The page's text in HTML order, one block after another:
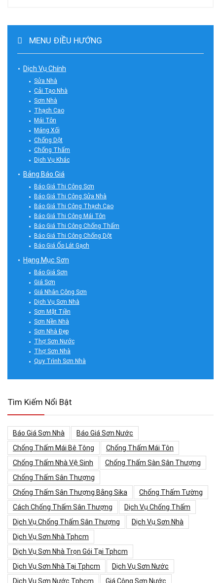
MENU ĐIỀU HƯỚNG
Dịch Vụ Chính
Sửa Nhà
Cải Tạo Nhà
Sơn Nhà
Thạch Cao
Mái Tôn
Máng Xối
Chống Dột
Chống Thấm
Dịch Vụ Khác
Bảng Báo Giá
Báo Giá Thi Công Sơn
Báo Giá Thi Công Sửa Nhà
Báo Giá Thi Công Thạch Cao
Báo Giá Thi Công Mái Tôn
Báo Giá Thi Công Chống Thấm
Báo Giá Thi Công Chống Dột
Báo Giá Ốp Lát Gạch
Hạng Mục Sơn
Báo Giá Sơn
Giá Sơn
Giá Nhân Công Sơn
Dịch Vụ Sơn Nhà
Sơn Mặt Tiền
Sơn Nền Nhà
Sơn Nhà Đẹp
Thợ Sơn Nước
Thợ Sơn Nhà
Quy Trình Sơn Nhà
Tìm Kiếm Nổi Bật
Báo Giá Sơn Nhà
Báo Giá Sơn Nước
Chống Thấm Mái Bê Tông
Chống Thấm Mái Tôn
Chống Thấm Nhà Vệ Sinh
Chống Thấm Sàn Sân Thượng
Chống Thấm Sân Thượng
Chống Thấm Sân Thượng Bằng Sika
Chống Thấm Tường
Cách Chống Thấm Sân Thượng
Dịch Vụ Chống Thấm
Dịch Vụ Chống Thấm Sân Thượng
Dịch Vụ Sơn Nhà
Dịch Vụ Sơn Nhà Tphcm
Dịch Vụ Sơn Nhà Trọn Gói Tại Tphcm
Dịch Vụ Sơn Nhà Tại Tphcm
Dịch Vụ Sơn Nước
Dịch Vụ Sơn Nước Tphcm
Giá Công Sơn Nước